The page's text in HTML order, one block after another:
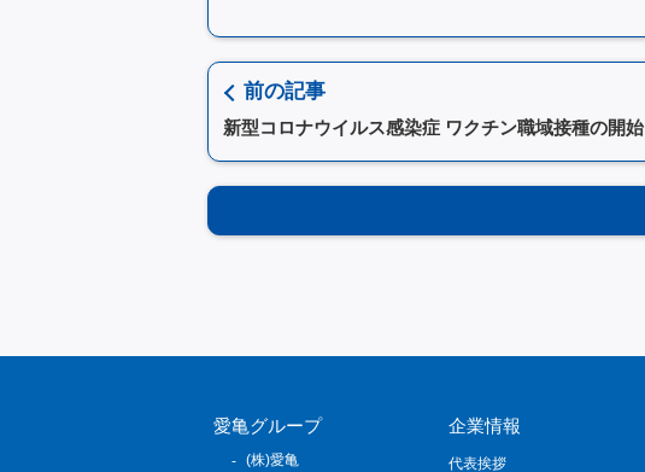
前の記事
新型コロナウイルス感染症 ワクチン職域接種の開始
愛亀グループ
(株)愛亀
企業情報
代表挨拶